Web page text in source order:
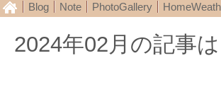
Blog Note PhotoGallery
2024年02月の記事